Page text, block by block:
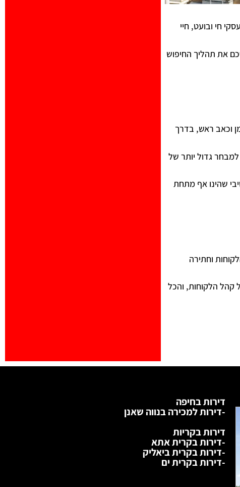
חי ובועט, חיי
את תהליך החיפוש
וכאב ראש, בדרך
גדול יותר של
שהינו אף מתחת
וחתירה
קהל הלקוחות, והכל
דירות בחיפה
-דירות למכירה בנווה שאנן
דירות בקריות
-דירות בקרית אתא
-דירות בקרית ביאליק
-דירות בקרית ים